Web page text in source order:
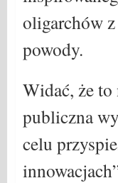
oligarchów
powody.
Widać, że
publiczna
celu